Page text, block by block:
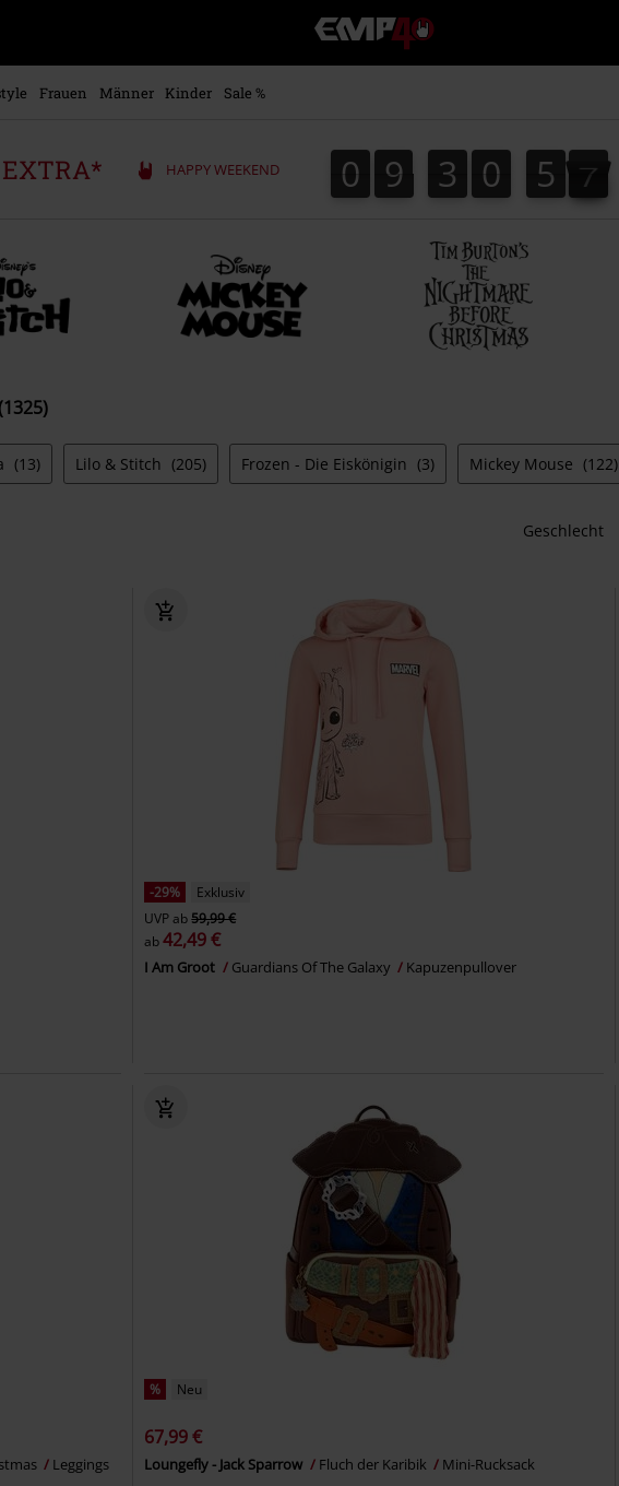
EMP
Merchandise
-
Rock
Entertainment
Frauen Männer Kinder Sale %
EXTRA* HAPPY WEEKEND 0
0 9
9 3
3 0
1
0 5
0
5 5
6
5
7
6
(13) Lilo & Stitch (205) Frozen - Die Eiskönigin (3) Mickey Mouse (122)
Geschlecht
-29%
Exklusiv
UVPab59,99 €
ab42,49 €
I Am Groot Guardians Of The Galaxy Kapuzenpullover
Leggings
% Neu
67,99 €
Loungefly - Jack Sparrow Fluch der Karibik Mini-Rucksack